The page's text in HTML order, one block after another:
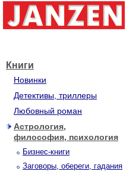
Книги
Новинки
Детективы, триллеры
Любовный роман
Астрология,
философия, психология
Бизнес-книги
Заговоры, обереги, гадания